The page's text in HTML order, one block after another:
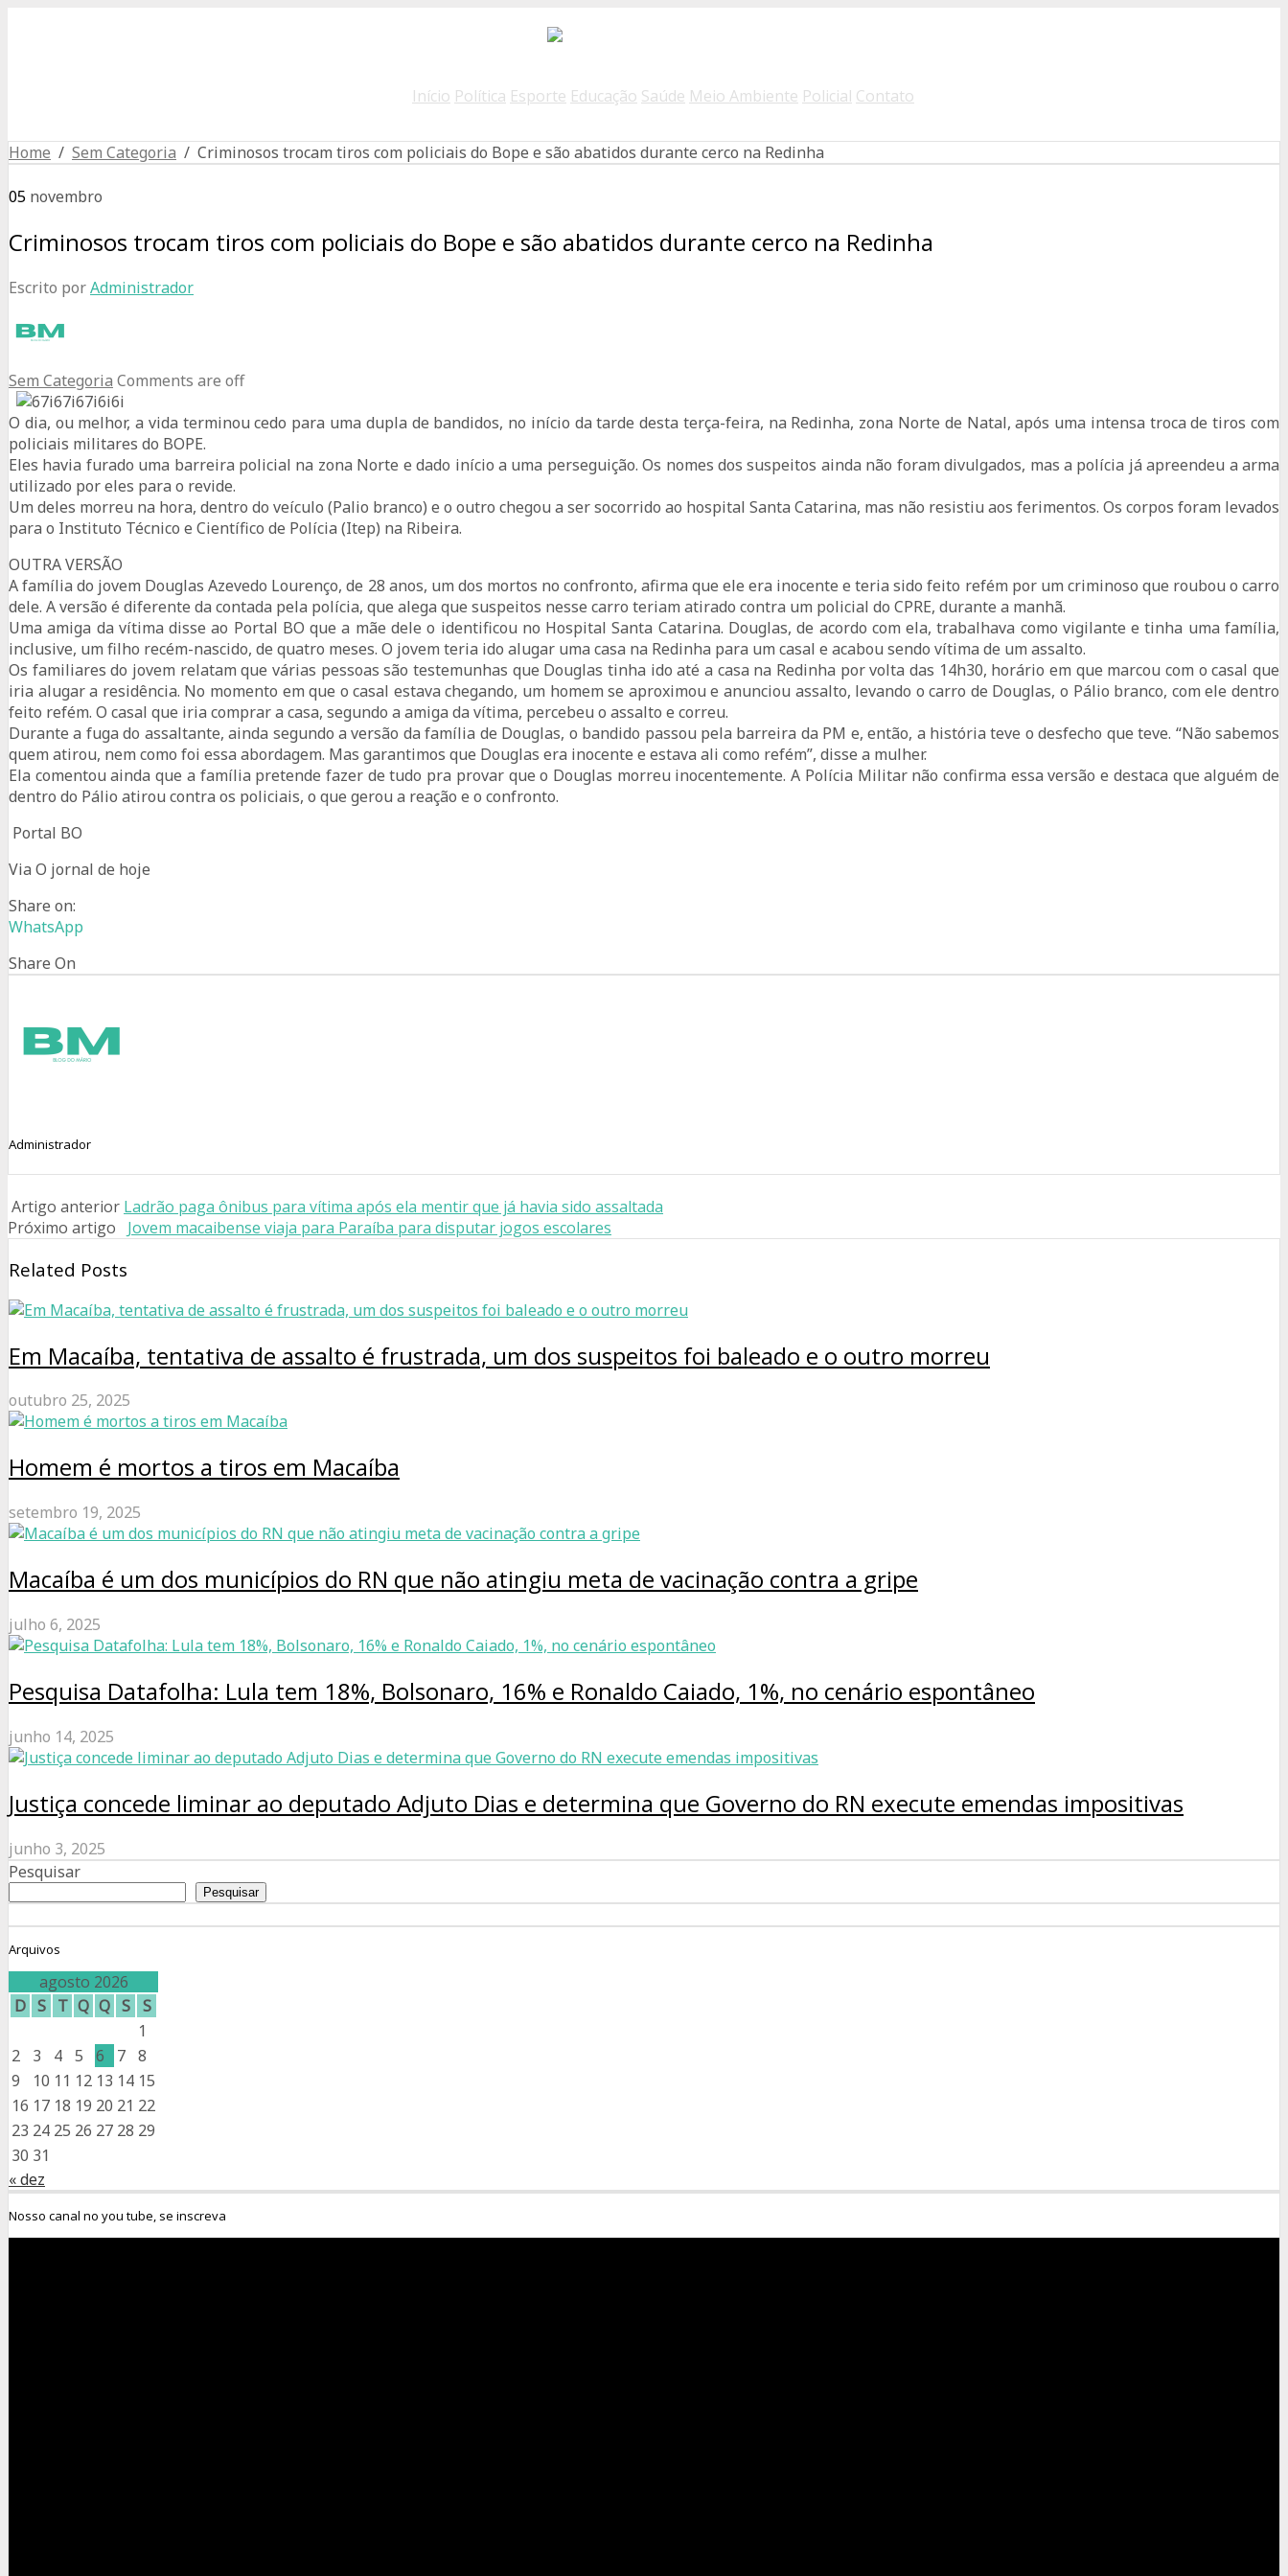
Início Política Esporte Educação Saúde Meio Ambiente Policial Contato
Home / Sem Categoria / Criminosos trocam tiros com policiais do Bope e são abatidos durante cerco na Redinha
05 novembro
Criminosos trocam tiros com policiais do Bope e são abatidos durante cerco na Redinha
Escrito porAdministrador
Sem Categoria Comments are off
O dia, ou melhor, a vida terminou cedo para uma dupla de bandidos, no início da tarde desta terça-feira, na Redinha, zona Norte de Natal, após uma intensa troca de tiros com
policiais militares do BOPE.
Eles havia furado uma barreira policial na zona Norte e dado início a uma perseguição. Os nomes dos suspeitos ainda não foram divulgados, mas a polícia já apreendeu a arma
utilizado por eles para o revide.
Um deles morreu na hora, dentro do veículo (Palio branco) e o outro chegou a ser socorrido ao hospital Santa Catarina, mas não resistiu aos ferimentos. Os corpos foram levados
para o Instituto Técnico e Científico de Polícia (Itep) na Ribeira.
OUTRA VERSÃO
A família do jovem Douglas Azevedo Lourenço, de 28 anos, um dos mortos no confronto, afirma que ele era inocente e teria sido feito refém por um criminoso que roubou o carro
dele. A versão é diferente da contada pela polícia, que alega que suspeitos nesse carro teriam atirado contra um policial do CPRE, durante a manhã.
Uma amiga da vítima disse ao Portal BO que a mãe dele o identificou no Hospital Santa Catarina. Douglas, de acordo com ela, trabalhava como vigilante e tinha uma família,
inclusive, um filho recém-nascido, de quatro meses. O jovem teria ido alugar uma casa na Redinha para um casal e acabou sendo vítima de um assalto.
Os familiares do jovem relatam que várias pessoas são testemunhas que Douglas tinha ido até a casa na Redinha por volta das 14h30, horário em que marcou com o casal que
iria alugar a residência. No momento em que o casal estava chegando, um homem se aproximou e anunciou assalto, levando o carro de Douglas, o Pálio branco, com ele dentro
feito refém. O casal que iria comprar a casa, segundo a amiga da vítima, percebeu o assalto e correu.
Durante a fuga do assaltante, ainda segundo a versão da família de Douglas, o bandido passou pela barreira da PM e, então, a história teve o desfecho que teve. “Não sabemos
quem atirou, nem como foi essa abordagem. Mas garantimos que Douglas era inocente e estava ali como refém”, disse a mulher.
Ela comentou ainda que a família pretende fazer de tudo pra provar que o Douglas morreu inocentemente. A Polícia Militar não confirma essa versão e destaca que alguém de
dentro do Pálio atirou contra os policiais, o que gerou a reação e o confronto.
Portal BO
Via O jornal de hoje
Share on:
WhatsApp
Share On
Administrador
Artigo anterior Ladrão paga ônibus para vítima após ela mentir que já havia sido assaltada
Próximo artigo
Jovem macaibense viaja para Paraíba para disputar jogos escolares
Related Posts
Em Macaíba, tentativa de assalto é frustrada, um dos suspeitos foi baleado e o outro morreu
outubro 25, 2025
Homem é mortos a tiros em Macaíba
setembro 19, 2025
Macaíba é um dos municípios do RN que não atingiu meta de vacinação contra a gripe
julho 6, 2025
Pesquisa Datafolha: Lula tem 18%, Bolsonaro, 16% e Ronaldo Caiado, 1%, no cenário espontâneo
junho 14, 2025
Justiça concede liminar ao deputado Adjuto Dias e determina que Governo do RN execute emendas impositivas
junho 3, 2025
Pesquisar
Pesquisar
Arquivos
agosto 2026
D S T Q Q S
S
1
2
3 4 5 6 7 8
9
10 11 12 13 14 15
16 17 18 19 20 21 22
23 24 25 26 27 28 29
30 31
« dez
Nosso canal no you tube, se inscreva